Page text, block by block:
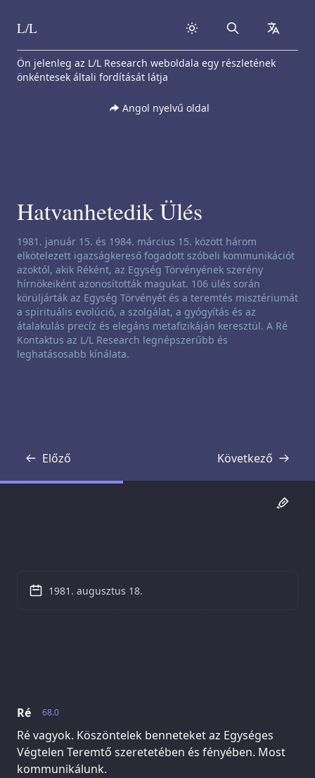
Skip to content
L/L Search
Ön jelenleg az L/L Research weboldala egy részletének
önkéntesek általi fordítását látja
Angol nyelvű oldal
Hatvanhetedik Ülés
Csatornázási nyilatkozat:
1981. január 15. és 1984. március 15. között három
elkötelezett igazságkereső fogadott szóbeli kommunikációt
azoktól, akik Réként, az Egység Törvényének szerény
hírnökeiként azonosították magukat. 106 ülés során
körüljárták az Egység Törvényét és a teremtés misztériumát
a spirituális evolúció, a szolgálat, a gyógyítás és az
átalakulás precíz és elegáns metafizikáján keresztül. A Ré
Kontaktus az L/L Research legnépszerűbb és
leghatásosabb kínálata.
Előző
Átirat Következő
Átirat
68.0
Ré
Ré vagyok. Köszöntelek benneteket az Egységes
Végtelen Teremtő szeretetében és fényében. Most
kommunikálunk.
1981. augusztus 18.